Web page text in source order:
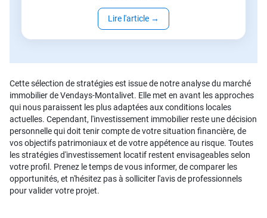
Lire l'article →
Cette sélection de stratégies est issue de notre analyse du marché
immobilier de Vendays-Montalivet. Elle met en avant les approches
qui nous paraissent les plus adaptées aux conditions locales
actuelles. Cependant, l'investissement immobilier reste une décision
personnelle qui doit tenir compte de votre situation financière, de
vos objectifs patrimoniaux et de votre appétence au risque. Toutes
les stratégies d'investissement locatif restent envisageables selon
votre profil. Prenez le temps de vous informer, de comparer les
opportunités, et n'hésitez pas à solliciter l'avis de professionnels
pour valider votre projet.